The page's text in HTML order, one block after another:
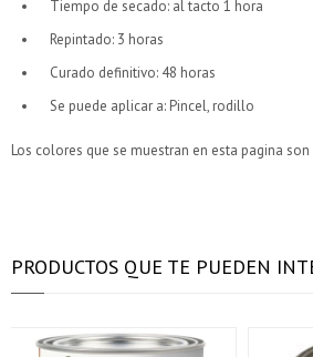
Tiempo de secado: al tacto 1 hora
Repintado: 3 horas
Curado definitivo: 48 horas
Se puede aplicar a: Pincel, rodillo
Los colores que se muestran en esta pagina
PRODUCTOS QUE TE PUEDEN